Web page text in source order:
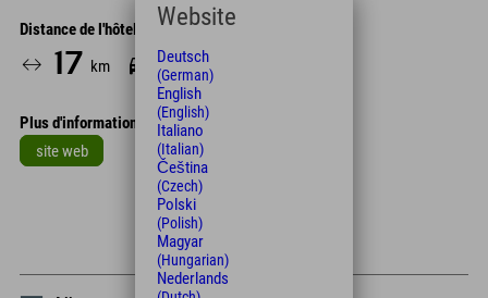
Distance de l'hôtel
17 km 20 Min.
Plus d'informations
site web
Website
Deutsch
(German)
English
(English)
Italiano
(Italian)
Čeština
(Czech)
Polski
(Polish)
Magyar
(Hungarian)
Nederlands